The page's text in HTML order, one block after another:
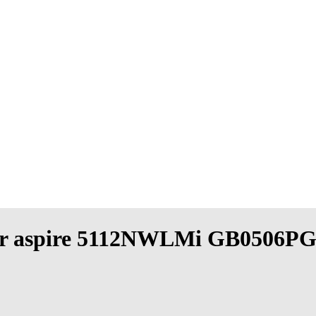
5112NWLMi